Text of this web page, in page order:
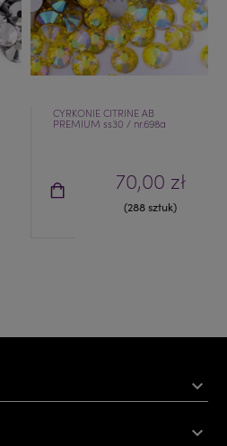
CYRKONIE CITRINE AB
PREMIUM ss30 / nr.698a
70,00 zł
(288 sztuk)

